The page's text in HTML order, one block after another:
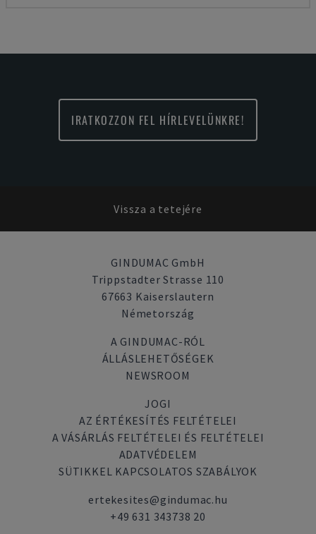
IRATKOZZON FEL HÍRLEVELÜNKRE!
Vissza a tetejére
GINDUMAC GmbH
Trippstadter Strasse 110
67663 Kaiserslautern
Németország
A GINDUMAC-RÓL
ÁLLÁSLEHETŐSÉGEK
NEWSROOM
JOGI
AZ ÉRTÉKESÍTÉS FELTÉTELEI
A VÁSÁRLÁS FELTÉTELEI ÉS FELTÉTELEI
ADATVÉDELEM
SÜTIKKEL KAPCSOLATOS SZABÁLYOK
ertekesites@gindumac.hu
+49 631 343738 20